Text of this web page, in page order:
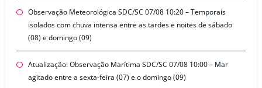
Observação Meteorológica SDC/SC 07/08 10:20 – Temporais
isolados com chuva intensa entre as tardes e noites de sábado
(08) e domingo (09)
Atualização: Observação Marítima SDC/SC 07/08 10:00 – Mar
agitado entre a sexta-feira (07) e o domingo (09)